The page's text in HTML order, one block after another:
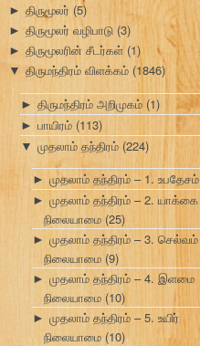
► திருமூலர் (5)
► திருமூலர் வழிபாடு (3)
► திருமூலரின் சீடர்கள் (1)
▼ திருமந்திரம் விளக்கம் (1846)
► திருமந்திரம் அறிமுகம் (1)
► பாயிரம் (113)
▼ முதலாம் தந்திரம் (224)
► முதலாம் தந்திரம் – 1. உபதேசம்
► முதலாம் தந்திரம் – 2. யாக்கை
நிலையாமை (25)
► முதலாம் தந்திரம் – 3. செல்வம்
நிலையாமை (9)
► முதலாம் தந்திரம் – 4. இளமை
நிலையாமை (10)
► முதலாம் தந்திரம் – 5. உயிர்
நிலையாமை(10)